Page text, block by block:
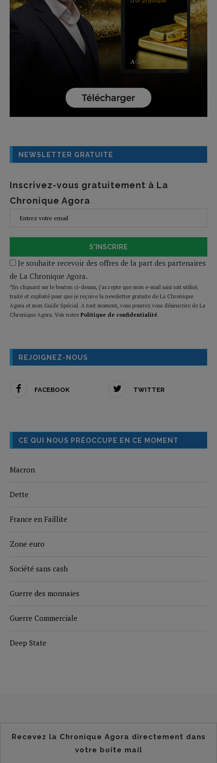
NEWSLETTER GRATUITE
Inscrivez-vous gratuitement à La
Chronique Agora
S'INSCRIRE
Je souhaite recevoir des offres de la part des partenaires
de La Chronique Agora.
*En cliquant sur le bouton ci-dessus, j’accepte que mon e-mail saisi soit utilisé,
traité et exploité pour que je reçoive la newsletter gratuite de La Chronique
Agora et mon Guide Spécial. A tout moment, vous pourrez vous désinscrire de La
Chronique Agora. Voir notre Politique de confidentialité.
REJOIGNEZ-NOUS
FACEBOOK TWITTER
CE QUI NOUS PRÉOCCUPE EN CE MOMENT
Macron
Dette
France en Faillite
Zone euro
Société sans cash
Guerre des monnaies
Guerre Commerciale
Deep State
Recevez la Chronique Agora directement dans
votre boîte mail